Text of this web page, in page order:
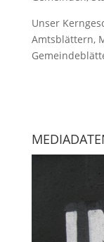
Unser
Amtsblättern,